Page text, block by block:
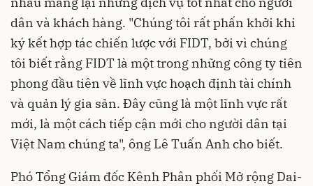
dân và khách hàng. "Chúng tôi rất phấn khởi khi
ký kết hợp tác chiến lược với FIDT, bởi vì chúng
tôi biết rằng FIDT là một trong những công ty tiên
phong đầu tiên về lĩnh vực hoạch định tài chính
và quản lý gia sản. Đây cũng là một lĩnh vực rất
mới, là một cách tiếp cận mới cho người dân tại
Việt Nam chúng ta", ông Lê Tuấn Anh cho biết.
Phó Tổng Giám đốc Kênh Phân phối Mở rộng Dai-